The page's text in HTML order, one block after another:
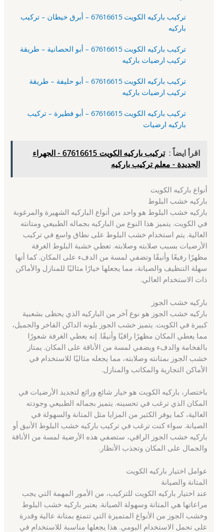
تركيب باركيه الكويت 67616615 – أبرق خيطان – تركيب
باركيه
تركيب باركيه الكويت 67616615 – أبو الحصانية – طريقة
تركيب ارضيات باركيه
تركيب باركيه الكويت 67616615 – أبو حليفة – طريقة
تركيب ارضيات باركيه
تركيب باركيه الكويت 67616615 – أبو فطيرة – تركيب
باركيه ارضيات
اقرأ ايضاً :
تركيب باركيه الكويت 67616615 - الجهراء
الجديدة - معلم تركيب باركيه
أنواع باركيه الكويت
باركيه خشب البلوط
باركيه خشب البلوط هو واحد من أنواع الباركيه الشهيرة والمرغوبة
في الكويت. يتميز هذا النوع من الباركيه بجماله الطبيعي ومتانته
العالية. يتم استخدام خشب البلوط على نطاق واسع في تركيب
الأرضيات بسبب صلابته وصلابته. تعطي خشبة البلوط الغرفة
مظهرًا رفيعًا وأنيقًا وتضفي لمسة من الدفء على المكان. كما أنها
سهلة التنظيف والصيانة، مما يجعلها خيارًا مثاليًا للمنازل والأماكن
ذات الاستخدام العالي.
باركيه خشب الجوز
باركيه خشب الجوز هو نوع آخر من الباركيه الذي يحظى بشعبية
كبيرة في الكويت. يتميز خشب الجوز بلونه الداكن الفاخر والجميل،
مما يعطي المكان مظهرًا راقيًا وأنيقًا. إنه يعطي الغرفة شعورًا
بالفخامة والدفء ويضفي لمسة من الأناقة على المكان. يمتاز
خشب الجوز بمتانته وصلابته، مما يجعله مثاليًا للاستخدام في
الأماكن التجارية والمكاتب والمنازل.
باختصار، باركيه الكويت هو خيار شائع ورائع لتجديد الأرضيات في
المكان الذي ترغب في تحسينه. يتميز بجماله الطبيعي وجودته
العالية، كما يوفر الكثير من المزايا مثل المتانة والسهولة في
الصيانة. سواء كنت ترغب في تركيب باركيه خشب البلوط الأنيق أو
باركيه خشب الجوز الراقي، ستضفي هذه الأرضية لمسة من الأناقة
والجمال على المكان وتجذب الأنظار.
عوامل اختيار باركيه الكويت
المتانة والصيانة
عند اختيار باركيه الكويت للتركيب، من الأمور المهمة التي يجب
مراعاتها هي المتانة وسهولة الصيانة. يعتبر باركيه خشب البلوط
وخشب الجوز من الأنواع المتميزة التي تتمتع بمتانة عالية وقدرة
على تحمل الاستخدام اليومي. هذا يجعلها مناسبة للاستخدام في